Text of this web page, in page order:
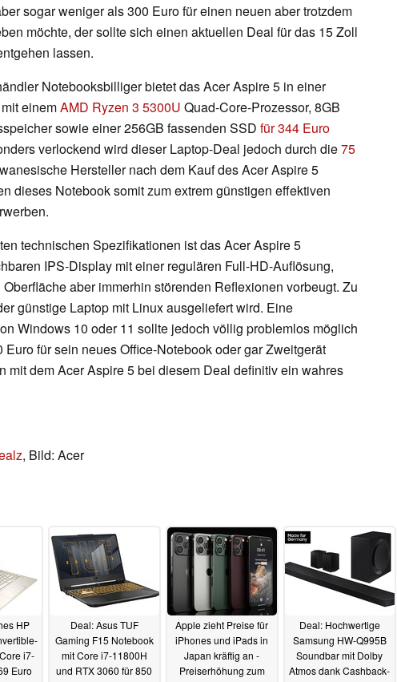
sogar weniger als 300 Euro für einen neuen aber trotzdem
möchte, der sollte sich einen aktuellen Deal für das 15 Zoll
lassen.
Notebooksbilliger bietet das Acer Aspire 5 in einer
einemAMD Ryzen 3 5300U Quad-Core-Prozessor, 8GB
sowie einer 256GB fassenden SSD für 344 Euro
verlockend wird dieser Laptop-Deal jedoch durch die75
Hersteller nach dem Kauf des Acer Aspire 5
dieses Notebook somit zum extrem günstigen effektiven
technischen Spezifikationen ist das Acer Aspire 5
IPS-Display mit einer regulären Full-HD-Auflösung,
aber immerhin störenden Reflexionen vorbeugt. Zu
günstige Laptop mit Linux ausgeliefert wird. Eine
Windows 10 oder 11 sollte jedoch völlig problemlos möglich
für sein neues Office-Notebook oder gar Zweitgerät
mit dem Acer Aspire 5 bei diesem Deal definitiv ein wahres
, Bild: Acer
HP
i7-
Euro
Deal: Asus TUF
Gaming F15 Notebook
mit Core i7-11800H
und RTX 3060 für 850
Apple zieht Preise für
iPhones und iPads in
Japan kräftig an -
Preiserhöhung zum
Deal: Hochwertige
Samsung HW-Q995B
Soundbar mit Dolby
Atmos dank Cashback-